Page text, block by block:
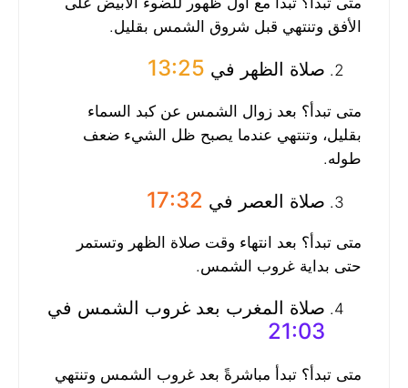
الأفق وتنتهي قبل شروق الشمس بقليل.
صلاة الظهر في 13:25
متى تبدأ؟ بعد زوال الشمس عن كبد السماء
بقليل، وتنتهي عندما يصبح ظل الشيء ضعف
طوله.
صلاة العصر في 17:32
متى تبدأ؟ بعد انتهاء وقت صلاة الظهر وتستمر
حتى بداية غروب الشمس.
صلاة المغرب بعد غروب الشمس في
21:03
متى تبدأ؟ تبدأ مباشرةً بعد غروب الشمس وتنتهي